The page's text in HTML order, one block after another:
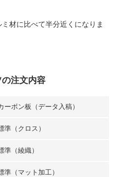
材に比べて半分近くになりま
注文内容
ーボン板（データ入稿）
準（クロス）
準（綾織）
準（マット加工）